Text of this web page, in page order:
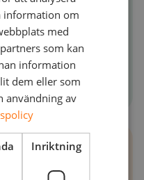
nu
information om
med
som kan
information
dem eller som
användning av
Inriktning